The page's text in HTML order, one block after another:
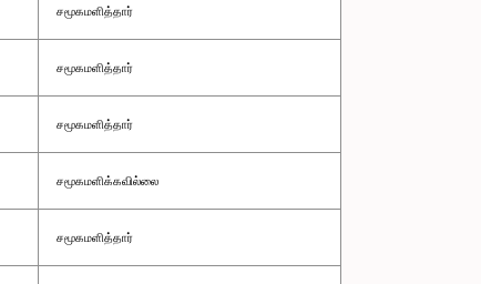
சமூகமளித்தார்
சமூகமளித்தார்
சமூகமளித்தார்
சமூகமளிக்கவில்லை
சமூகமளித்தார்